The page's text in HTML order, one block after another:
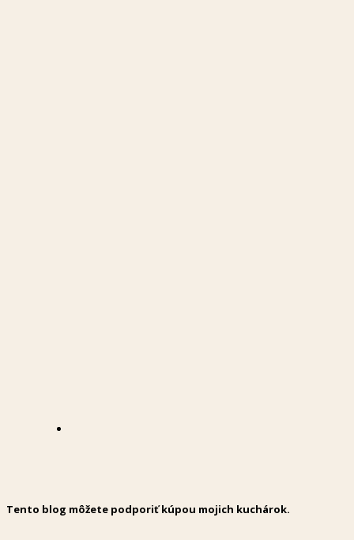
Tento blog môžete podporiť kúpou mojich kuchárok.